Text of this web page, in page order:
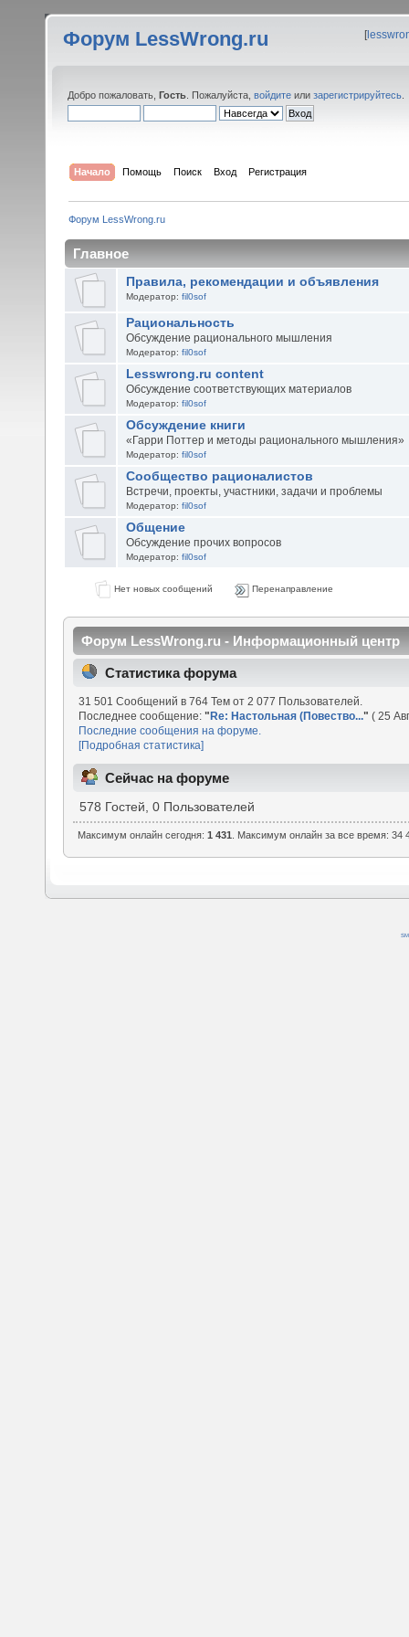
Форум LessWrong.ru [
Добро пожаловать, Гость . Пожалуйста, войдите или зарегистрируйтесь
Начало Помощь Поиск Вход Регистрация
Форум LessWrong.ru
Главное
Правила, рекомендации и объявления
Модератор: fil0sof
Рациональность
Обсуждение рационального мышления
Модератор: fil0sof
Lesswrong.ru content
Обсуждение соответствующих материалов
Модератор: fil0sof
Обсуждение книги
«Гарри Поттер и методы рационального мышления»
Модератор: fil0sof
Сообщество рационалистов
Встречи, проекты, участники, задачи и проблемы
Модератор: fil0sof
Общение
Обсуждение прочих вопросов
Модератор: fil0sof
Нет новых сообщений Перенаправление
Форум LessWrong.ru - Информационный центр
Статистика форума
31 501 Сообщений в 764 Тем от 2 077 Пользователей.
Последнее сообщение:"Re: Настольная (Повество..." ( 25
Последние сообщения на форуме.
[Подробная статистика]
Сейчас на форуме
578 Гостей, 0 Пользователей
Максимум онлайн сегодня:1 431 . Максимум онлайн за все время: 34